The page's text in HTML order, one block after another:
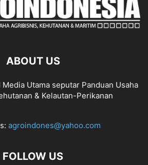
ABOUT US
Utama seputar Panduan Usaha
& Kelautan-Perikanan
agroindones@yahoo.com
FOLLOW US